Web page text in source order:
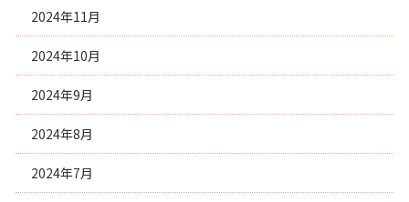
2024年11月
2024年10月
2024年9月
2024年8月
2024年7月